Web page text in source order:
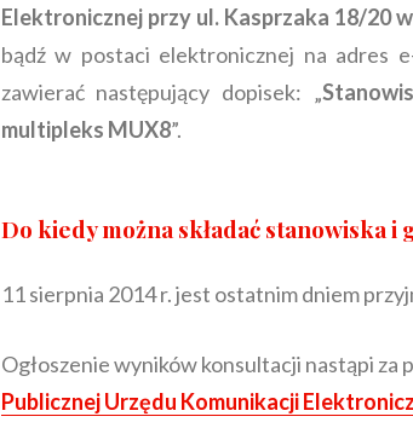
Elektronicznej przy ul. Kasprzaka 18/20
bądź w postaci elektronicznej na adres
zawierać następujący dopisek: „
multipleks MUX8”.
Do kiedy można składać stanowiska
11 sierpnia 2014 r. jest ostatnim dniem
Ogłoszenie wyników konsultacji nastąpi
Publicznej Urzędu Komunikacji